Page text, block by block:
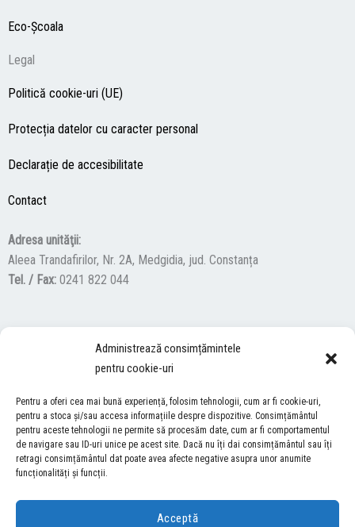
Administrează consimțămintele
pentru cookie-uri
Pentru a oferi cea mai bună experiență, folosim tehnologii, cum ar fi cookie-uri,
pentru a stoca și/sau accesa informațiile despre dispozitive. Consimțământul
pentru aceste tehnologii ne permite să procesăm date, cum ar fi comportamentul
de navigare sau ID-uri unice pe acest site. Dacă nu îți dai consimțământul sau îți
retragi consimțământul dat poate avea afecte negative asupra unor anumite
funcționalități și funcții.
Acceptă
Eco-Şcoala
Legal
Politică cookie-uri (UE)
Protecția datelor cu caracter personal
Declarație de accesibilitate
Contact
Adresa unităţii:
Aleea Trandafirilor, Nr. 2A, Medgidia, jud. Constanța
Tel. / Fax: 0241 822 044
a
c
e
b
o
o
o
t
u
b
e
n
t
a
g
r
m
Descărcați programul NonVisual Desktop Acces, care oferă
persoanelor cu dizabilități vizuale posibilitatea de a consulta site-ul
nostru. DESCARCĂ AICI